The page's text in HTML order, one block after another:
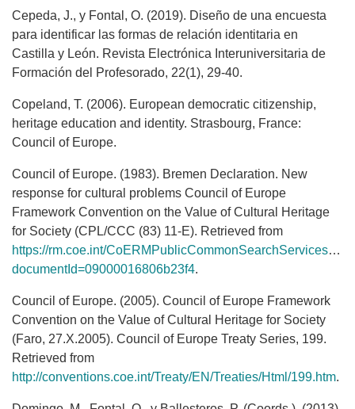
Cepeda, J., y Fontal, O. (2019). Diseño de una encuesta
para identificar las formas de relación identitaria en
Castilla y León. Revista Electrónica Interuniversitaria de
Formación del Profesorado, 22(1), 29-40.
Copeland, T. (2006). European democratic citizenship,
heritage education and identity. Strasbourg, France:
Council of Europe.
Council of Europe. (1983). Bremen Declaration. New
response for cultural problems Council of Europe
Framework Convention on the Value of Cultural Heritage
for Society (CPL/CCC (83) 11-E). Retrieved from
https://rm.coe.int/CoERMPublicCommonSearchServices/
documentId=09000016806b23f4.
Council of Europe. (2005). Council of Europe Framework
Convention on the Value of Cultural Heritage for Society
(Faro, 27.X.2005). Council of Europe Treaty Series, 199.
Retrieved from
http://conventions.coe.int/Treaty/EN/Treaties/Html/199.htm.